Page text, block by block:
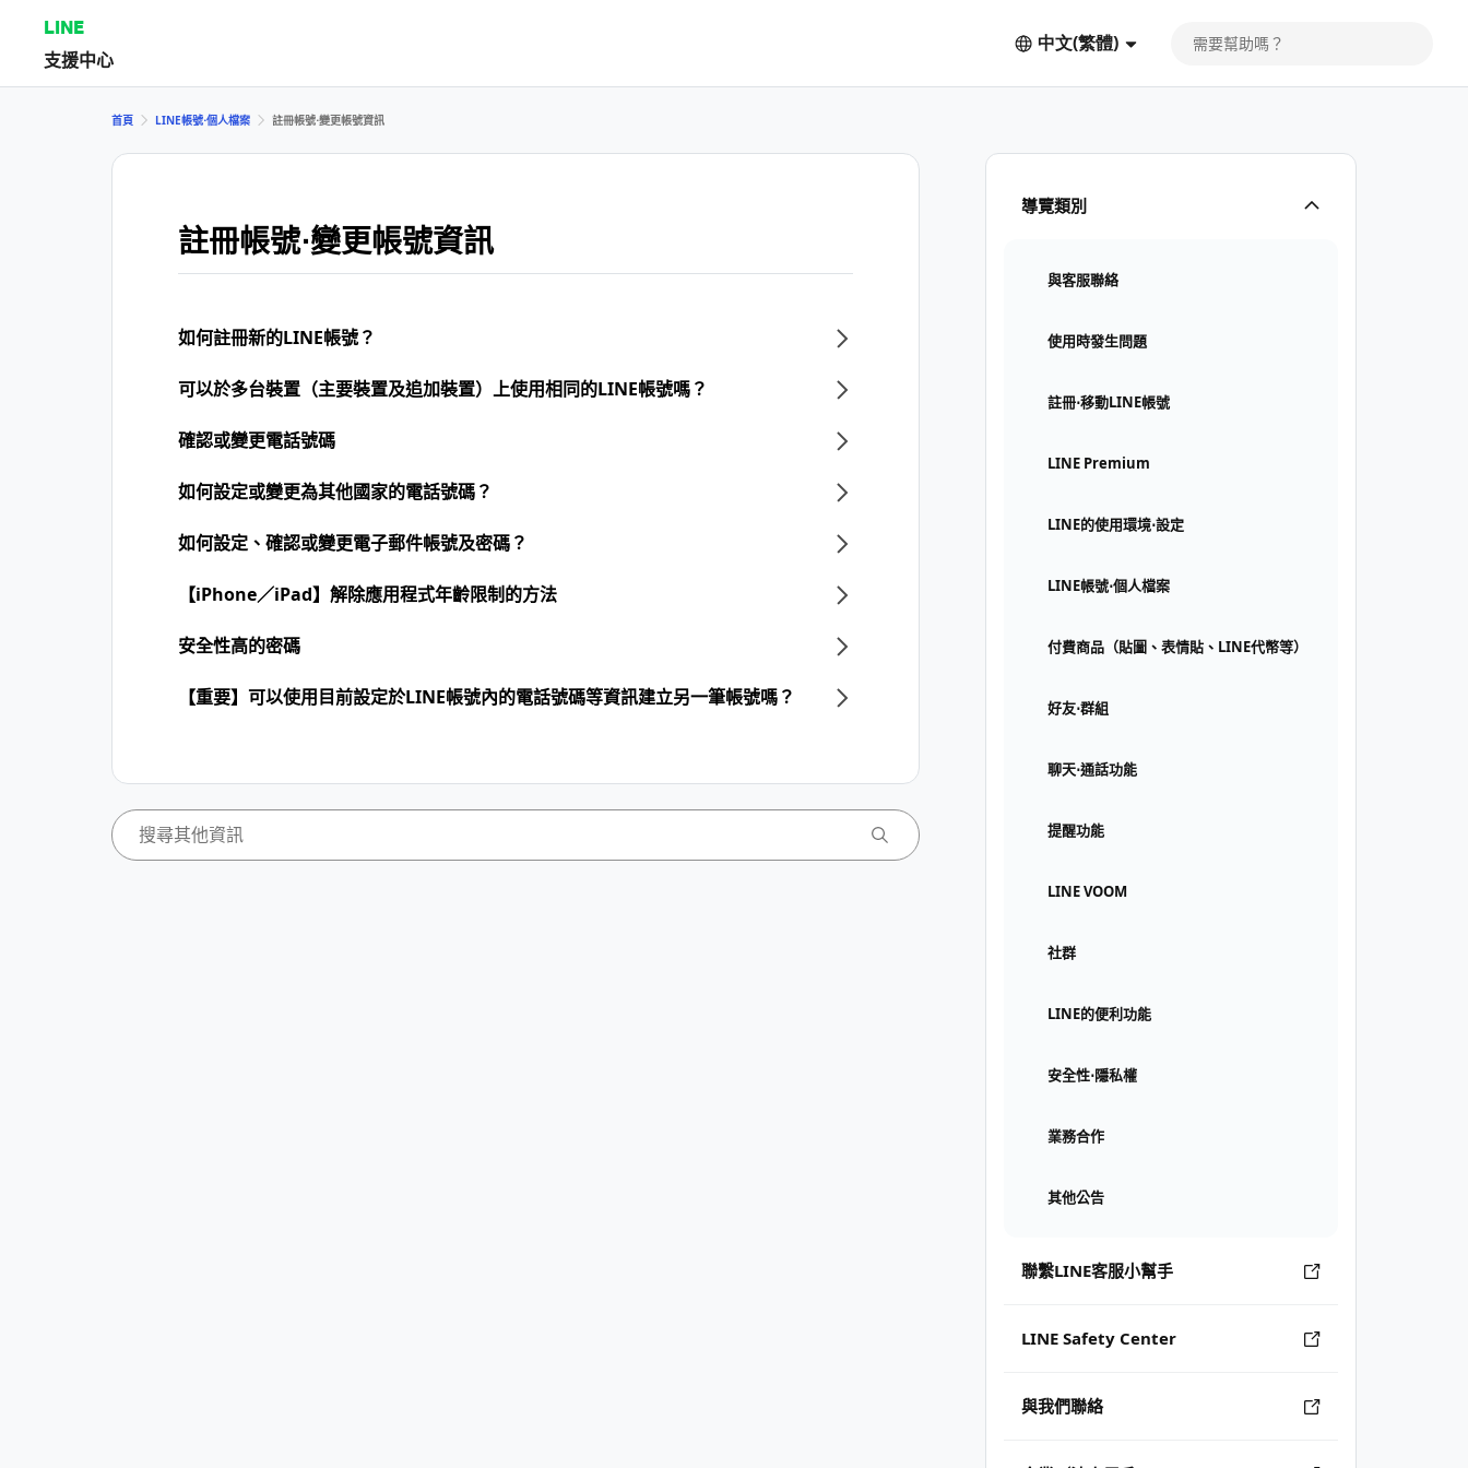
LINE
支援中心
中文(繁體)
導覽類別
與客服聯絡
使用時發生問題
註冊⋅移動LINE帳號
LINE Premium
LINE的使用環境⋅設定
LINE帳號⋅個人檔案
付費商品（貼圖、表情貼、LINE代幣等）
好友⋅群組
聊天⋅通話功能
提醒功能
LINE VOOM
社群
LINE的便利功能
安全性⋅隱私權
業務合作
其他公告
聯繫LINE客服小幫手
LINE Safety Center
與我們聯絡
首頁 LINE帳號⋅個人檔案 註冊帳號⋅變更帳號資訊
註冊帳號⋅變更帳號資訊
如何註冊新的LINE帳號？
可以於多台裝置（主要裝置及追加裝置）上使用相同的LINE帳號嗎？
確認或變更電話號碼
如何設定或變更為其他國家的電話號碼？
如何設定、確認或變更電子郵件帳號及密碼？
【iPhone／iPad】解除應用程式年齡限制的方法
安全性高的密碼
【重要】可以使用目前設定於LINE帳號內的電話號碼等資訊建立另一筆帳號嗎？